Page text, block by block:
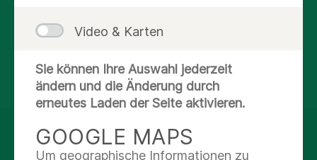
© Asklepios Kliniken GmbH & Co. KGaA 2026
Video & Karten
Sie können Ihre Auswahl jederzeit
ändern und die Änderung durch
erneutes Laden der Seite aktivieren.
GOOGLE MAPS
Um geographische Informationen zu